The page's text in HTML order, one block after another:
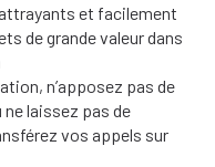
et facilement
de grande valeur dans
n’apposez pas de
laissez pas de
vos appels sur